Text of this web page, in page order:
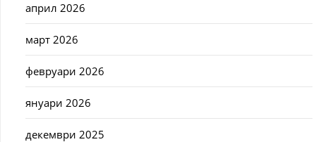
април 2026
март 2026
февруари 2026
януари 2026
декември 2025